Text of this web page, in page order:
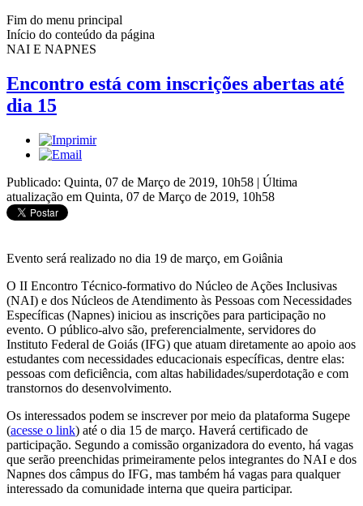
Fim do menu principal
Início do conteúdo da página
NAI E NAPNES
Encontro está com inscrições abertas até
dia 15
Publicado: Quinta, 07 de Março de 2019, 10h58 | Última
atualização em Quinta, 07 de Março de 2019, 10h58
Evento será realizado no dia 19 de março, em Goiânia
O II Encontro Técnico-formativo do Núcleo de Ações Inclusivas
(NAI) e dos Núcleos de Atendimento às Pessoas com Necessidades
Específicas (Napnes) iniciou as inscrições para participação no
evento. O público-alvo são, preferencialmente, servidores do
Instituto Federal de Goiás (IFG) que atuam diretamente ao apoio aos
estudantes com necessidades educacionais específicas, dentre elas:
pessoas com deficiência, com altas habilidades/superdotação e com
transtornos do desenvolvimento.
Os interessados podem se inscrever por meio da plataforma Sugepe
(acesse o link) até o dia 15 de março. Haverá certificado de
participação. Segundo a comissão organizadora do evento, há vagas
que serão preenchidas primeiramente pelos integrantes do NAI e dos
Napnes dos câmpus do IFG, mas também há vagas para qualquer
interessado da comunidade interna que queira participar.